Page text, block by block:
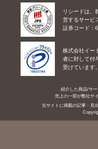
リシードは、
営するサービ
証券コード：
株式会社イー
者に対して付
受けています。
紹介した商品/サー
売上の一部が弊社サ
当サイトに掲載の記事・見